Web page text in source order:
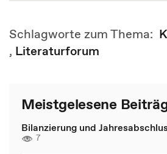
Schlagworte zum Thema:
, Literaturforum
Meistgelesene
Bilanzierung und
7